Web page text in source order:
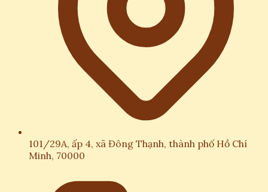
101/29A, ấp 4, xã Đông Thạnh, thành phố Hồ Chí
Minh, 70000